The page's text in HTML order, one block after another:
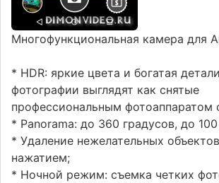
Многофункциональная камера для
* HDR: яркие цвета и богатая
фотографии выглядят как снятые
профессиональным фотоаппаратом
* Panorama: до 360 градусов, до
* Удаление нежелательных
нажатием;
* Ночной режим: съемка четких